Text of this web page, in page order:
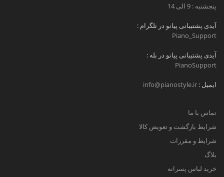
پنجشنبه : 9 الی 14
آیدی پشتیبانی پیانو در تلگرام :
Piano_Support
آیدی پشتیبانی پیانو در بله :
PianoSupport
ایمیل : info@pianostyle.ir
تماس با ما
شرایط بازگشت و تعویض کالا
شرایط و مقررات
بلاگ
خرید لباس پسرانه